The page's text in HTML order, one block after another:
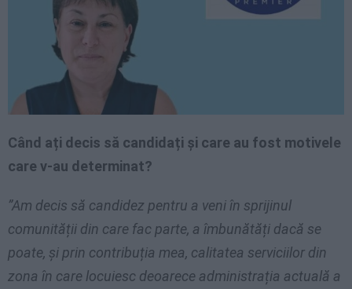
Când ați decis să candidați și care au fost motivele
care v-au determinat?
”Am decis să candidez pentru a veni în sprijinul
comunității din care fac parte, a îmbunătăți dacă se
poate, și prin contribuția mea, calitatea serviciilor din
zona în care locuiesc deoarece administrația actuală a